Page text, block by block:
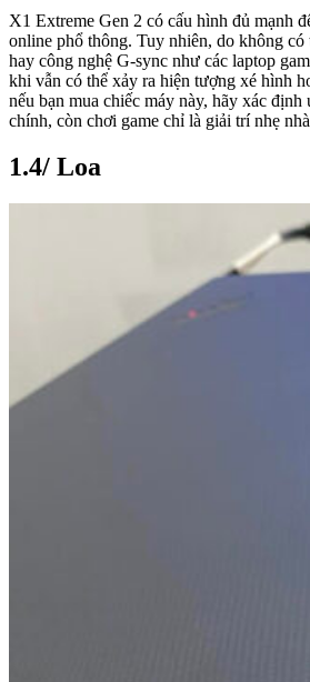
X1 Extreme Gen 2 có cấu hình đủ mạnh
online phổ thông. Tuy nhiên, do không có
hay công nghệ G-sync như các laptop
khi vẫn có thể xảy ra hiện tượng xé hình
nếu bạn mua chiếc máy này, hãy xác định
chính, còn chơi game chỉ là giải trí nhẹ
1.4/ Loa